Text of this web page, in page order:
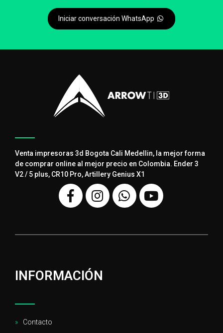
Iniciar conversación WhatsApp
Venta impresoras 3d Bogota Cali Medellin, la mejor forma
de comprar online al mejor precio en Colombia. Ender 3
V2 / 5 plus, CR10 Pro, Artillery Genius X1
INFORMACIÓN
Contacto